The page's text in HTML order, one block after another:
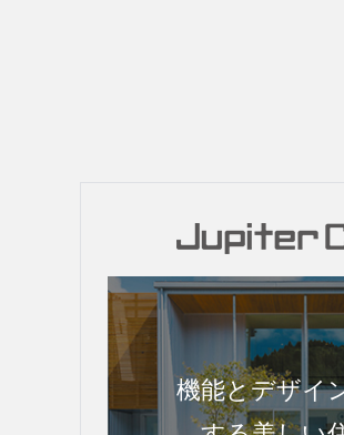
機能とデザイ